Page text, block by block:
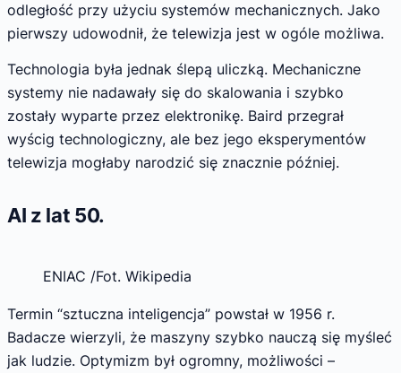
odległość przy użyciu systemów mechanicznych. Jako
pierwszy udowodnił, że telewizja jest w ogóle możliwa.
Technologia była jednak ślepą uliczką. Mechaniczne
systemy nie nadawały się do skalowania i szybko
zostały wyparte przez elektronikę. Baird przegrał
wyścig technologiczny, ale bez jego eksperymentów
telewizja mogłaby narodzić się znacznie później.
AI z lat 50.
ENIAC /Fot. Wikipedia
Termin “sztuczna inteligencja” powstał w 1956 r.
Badacze wierzyli, że maszyny szybko nauczą się myśleć
jak ludzie. Optymizm był ogromny, możliwości –